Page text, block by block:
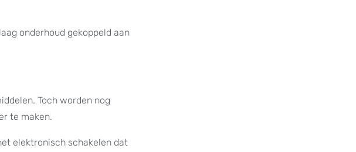
onderhoud gekoppeld aan
Toch worden nog
te maken.
elektronisch schakelen dat